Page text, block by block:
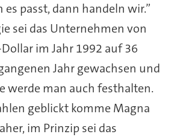
passt, dann handeln wir.”
sei das Unternehmen von
im Jahr 1992 auf 36
Jahr gewachsen und
werde man auch festhalten.
geblickt komme Magna
im Prinzip sei das